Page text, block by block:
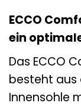
ECCO
ein
Das ECCO
besteht aus
Innensohle